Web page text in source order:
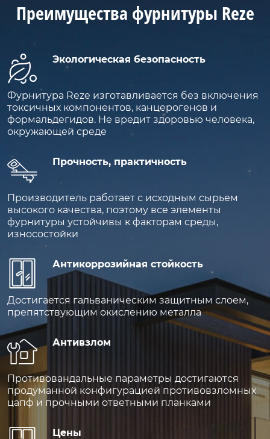
Преимущества фурнитуры Reze
Экологическая безопасность
Фурнитура Reze изготавливается без включения
токсичных компонентов, канцерогенов и
формальдегидов. Не вредит здоровью человека,
окружающей среде
Прочность, практичность
Производитель работает с исходным сырьем
высокого качества, поэтому все элементы
фурнитуры устойчивы к факторам среды,
износостойки
Антикоррозийная стойкость
Достигается гальваническим защитным слоем,
препятствующим окислению металла
Антивзлом
Противовандальные параметры достигаются
продуманной конфигурацией противовзломных
цапф и прочными ответными планками
Цены